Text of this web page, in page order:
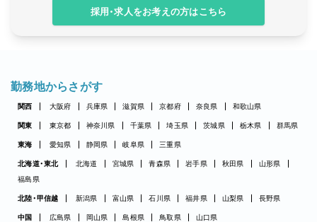
採用・求人をお考えの方はこちら
勤務地からさがす
関西 大阪府 兵庫県 滋賀県 京都府 奈良県 和歌山県
関東 東京都 神奈川県 千葉県 埼玉県 茨城県 栃木県 群馬県
東海 愛知県 静岡県 岐阜県 三重県
北海道・東北 北海道 宮城県 青森県 岩手県 秋田県
山形県
福島県
北陸・甲信越 新潟県 富山県 石川県 福井県 山梨県 長野県
中国 広島県 岡山県 島根県 鳥取県 山口県